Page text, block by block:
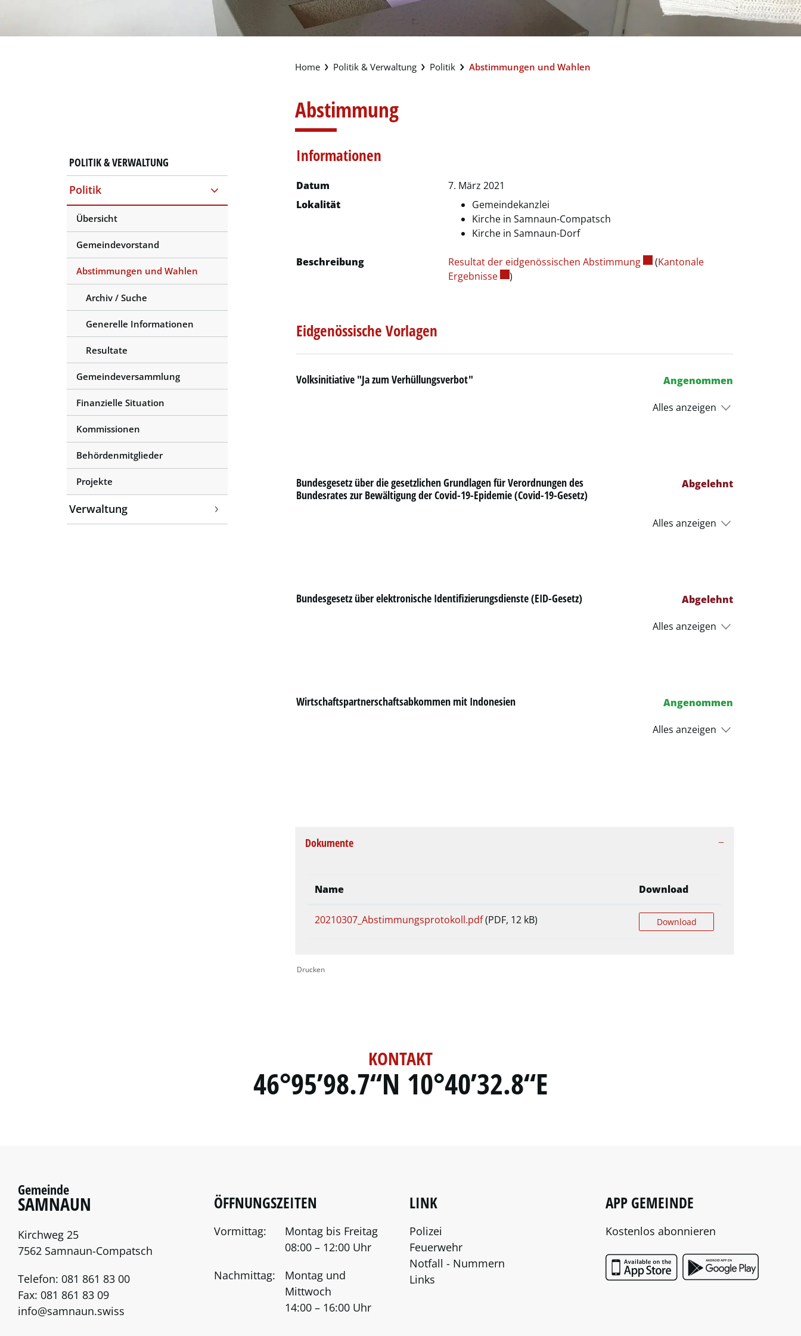
Politik & Verwaltung Politik Abstimmungen und Wahlen(ausgewählt)
Abstimmung
POLITIK & VERWALTUNG
Politik
Übersicht
Gemeindevorstand
Abstimmungen und Wahlen
Archiv / Suche
Generelle Informationen
Resultate
Gemeindeversammlung
Finanzielle Situation
Kommissionen
Behördenmitglieder
Projekte
Verwaltung
Informationen
Datum
7. März 2021
Lokalität
Gemeindekanzlei
Kirche in Samnaun-Compatsch
Kirche in Samnaun-Dorf
Beschreibung Resultat der eidgenössischen AbstimmungExterner Link wird in einem neuen
(Kantonale
ErgebnisseExterner Link wird in einem neuen Fenster geöffnet.
)
Eidgenössische Vorlagen
Volksinitiative "Ja zum Verhüllungsverbot" Angenommen
Alles anzeigen
Bundesgesetz über die gesetzlichen Grundlagen für Verordnungen des
Bundesrates zur Bewältigung der Covid-19-Epidemie (Covid-19-Gesetz)
Abgelehnt
Alles anzeigen
Bundesgesetz über elektronische Identifizierungsdienste (EID-Gesetz) Abgelehnt
Alles anzeigen
Wirtschaftspartnerschaftsabkommen mit Indonesien Angenommen
Alles anzeigen
Dokumente
Name Download
20210307_Abstimmungsprotokoll.pdf(PDF, 12 kB) Download
Drucken
46°95’98.7“N 10°40’32.8“E
KONTAKT
Gemeinde
SAMNAUN
Kirchweg 25
7562 Samnaun-Compatsch
Telefon: 081 861 83 00
Fax: 081 861 83 09
info@samnaun.swiss
ÖFFNUNGSZEITEN
Vormittag:
Montag bis Freitag
08:00 – 12:00 Uhr
Nachmittag:
Montag und
Mittwoch
14:00 – 16:00 Uhr
LINK
Polizei
Feuerwehr
Notfall - Nummern
Links
APP GEMEINDE
Kostenlos abonnieren
App Store Google